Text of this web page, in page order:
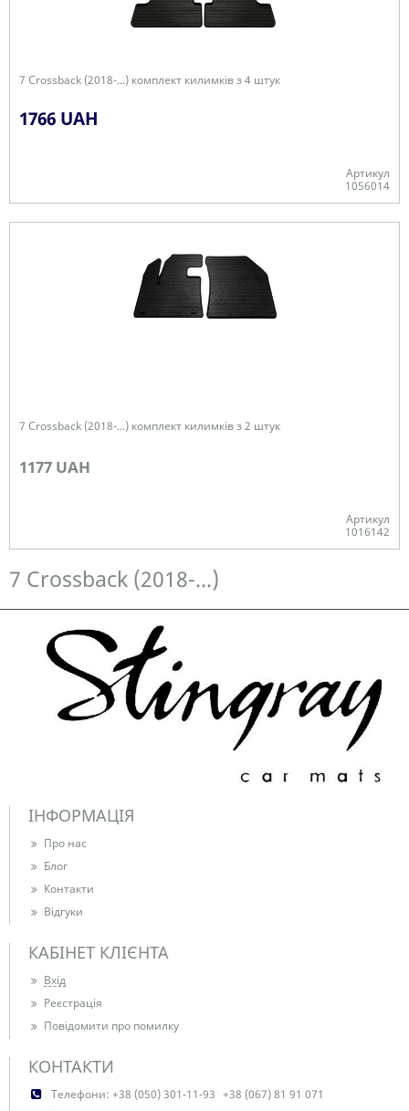
7 Crossback (2018-...) комплект килимків з 4 штук
1766 UAH
Артикул
1056014
7 Crossback (2018-...) комплект килимків з 2 штук
1177 UAH
Артикул
1016142
7 Crossback (2018-...)
ІНФОРМАЦІЯ
Про нас
Блог
Контакти
Відгуки
КАБІНЕТ КЛІЄНТА
Вхід
Реєстрація
Повідомити про помилку
КОНТАКТИ
Телефони: +38 (050) 301-11-93 +38 (067) 81 91 071